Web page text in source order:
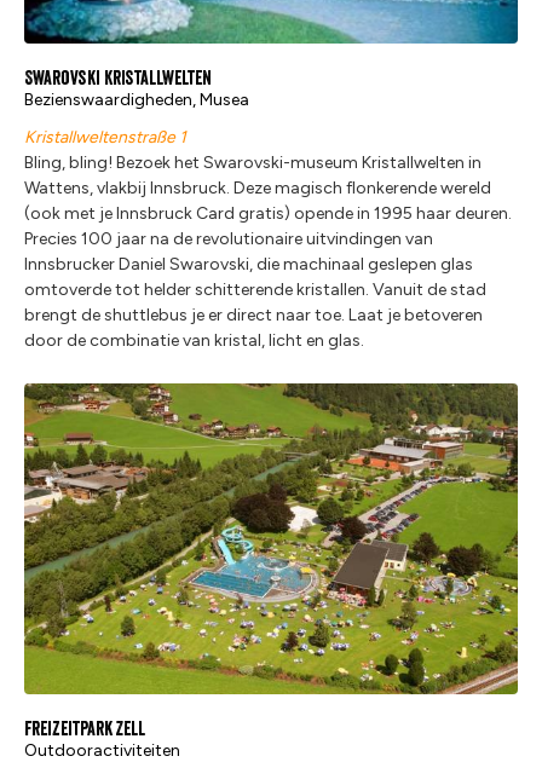
Swarovski Kristallwelten
Bezienswaardigheden, Musea
Kristallweltenstraße 1
Bling, bling! Bezoek het Swarovski-museum Kristallwelten in
Wattens, vlakbij Innsbruck. Deze magisch flonkerende wereld
(ook met je Innsbruck Card gratis) opende in 1995 haar deuren.
Precies 100 jaar na de revolutionaire uitvindingen van
Innsbrucker Daniel Swarovski, die machinaal geslepen glas
omtoverde tot helder schitterende kristallen. Vanuit de stad
brengt de shuttlebus je er direct naar toe. Laat je betoveren
door de combinatie van kristal, licht en glas.
Freizeitpark Zell
Outdooractiviteiten